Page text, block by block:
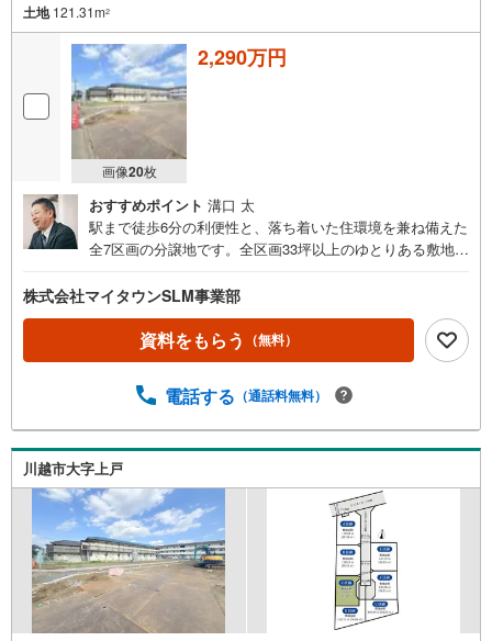
土地121.31m2
画像20枚
2,290万円
おすすめポイント 溝口 太
駅まで徒歩6分の利便性と、落ち着いた住環境を兼ね備えた
全7区画の分譲地です。全区画33坪以上のゆとりある敷地
いづくりをお楽しみいただけます。小学校やスーパーが徒
歩10分以内に揃い、子育て世代にもおすすめのロケーショ
ン。現地の陽当たりや街並みをぜひご覧ください。ぜひ
「現地見学（無料）」をクリックして、ご確認ください！
ん、周辺環境についても詳しくご説明いたします。事前に
にしっかりとご説明させていただきます。■営業時間AM9:0
0～PM20:00定休日火曜日・水曜日営業時間内でのお電話で
のお問い合わせがスムーズです。お気軽にマイタウンふじ
み野店までお問い合わせ下さい。
株式会社マイタウンSLM事業部
資料をもらう （無料）
電話する （通話料無料）
川越市大字上戸